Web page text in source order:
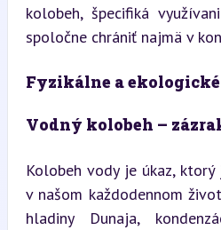
kolobeh, špecifiká
spoločne chrániť najmä v
Fyzikálne a
Vodný kolobeh –
Kolobeh vody je úkaz,
v našom každodennom
hladiny Dunaja,